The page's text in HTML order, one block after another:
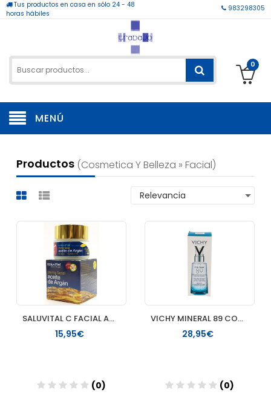
Tus productos en casa en sólo 24 - 48
horas hábiles
983298305
0
MENÚ
Productos (cosmetica Y Belleza » Facial)
SALUVITAL C FACIAL ACEITE DE ARGAN REGENERANTE 50 ML
15,95€
(0)
VICHY MINERAL 89 CONCENTRADO PURIFICANTE
28,95€
(0)